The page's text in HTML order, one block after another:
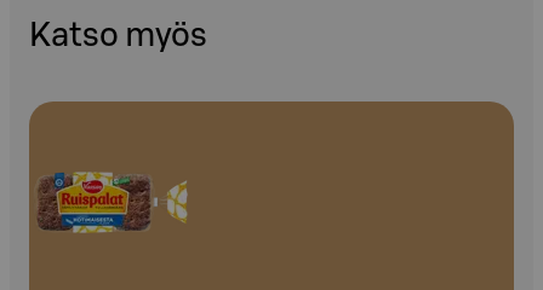
Katso myös